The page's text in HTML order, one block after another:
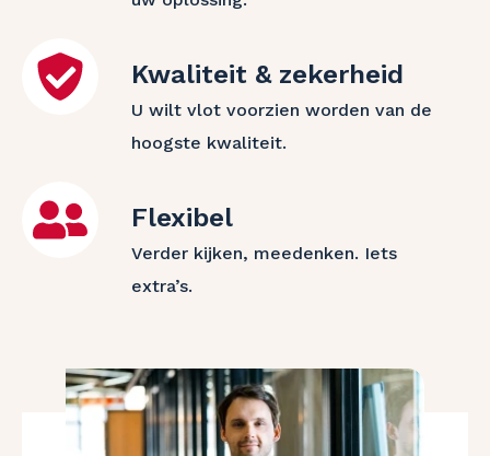
Kwaliteit & zekerheid
U wilt vlot voorzien worden van de
hoogste kwaliteit.
Flexibel
Verder kijken, meedenken. Iets
extra’s.